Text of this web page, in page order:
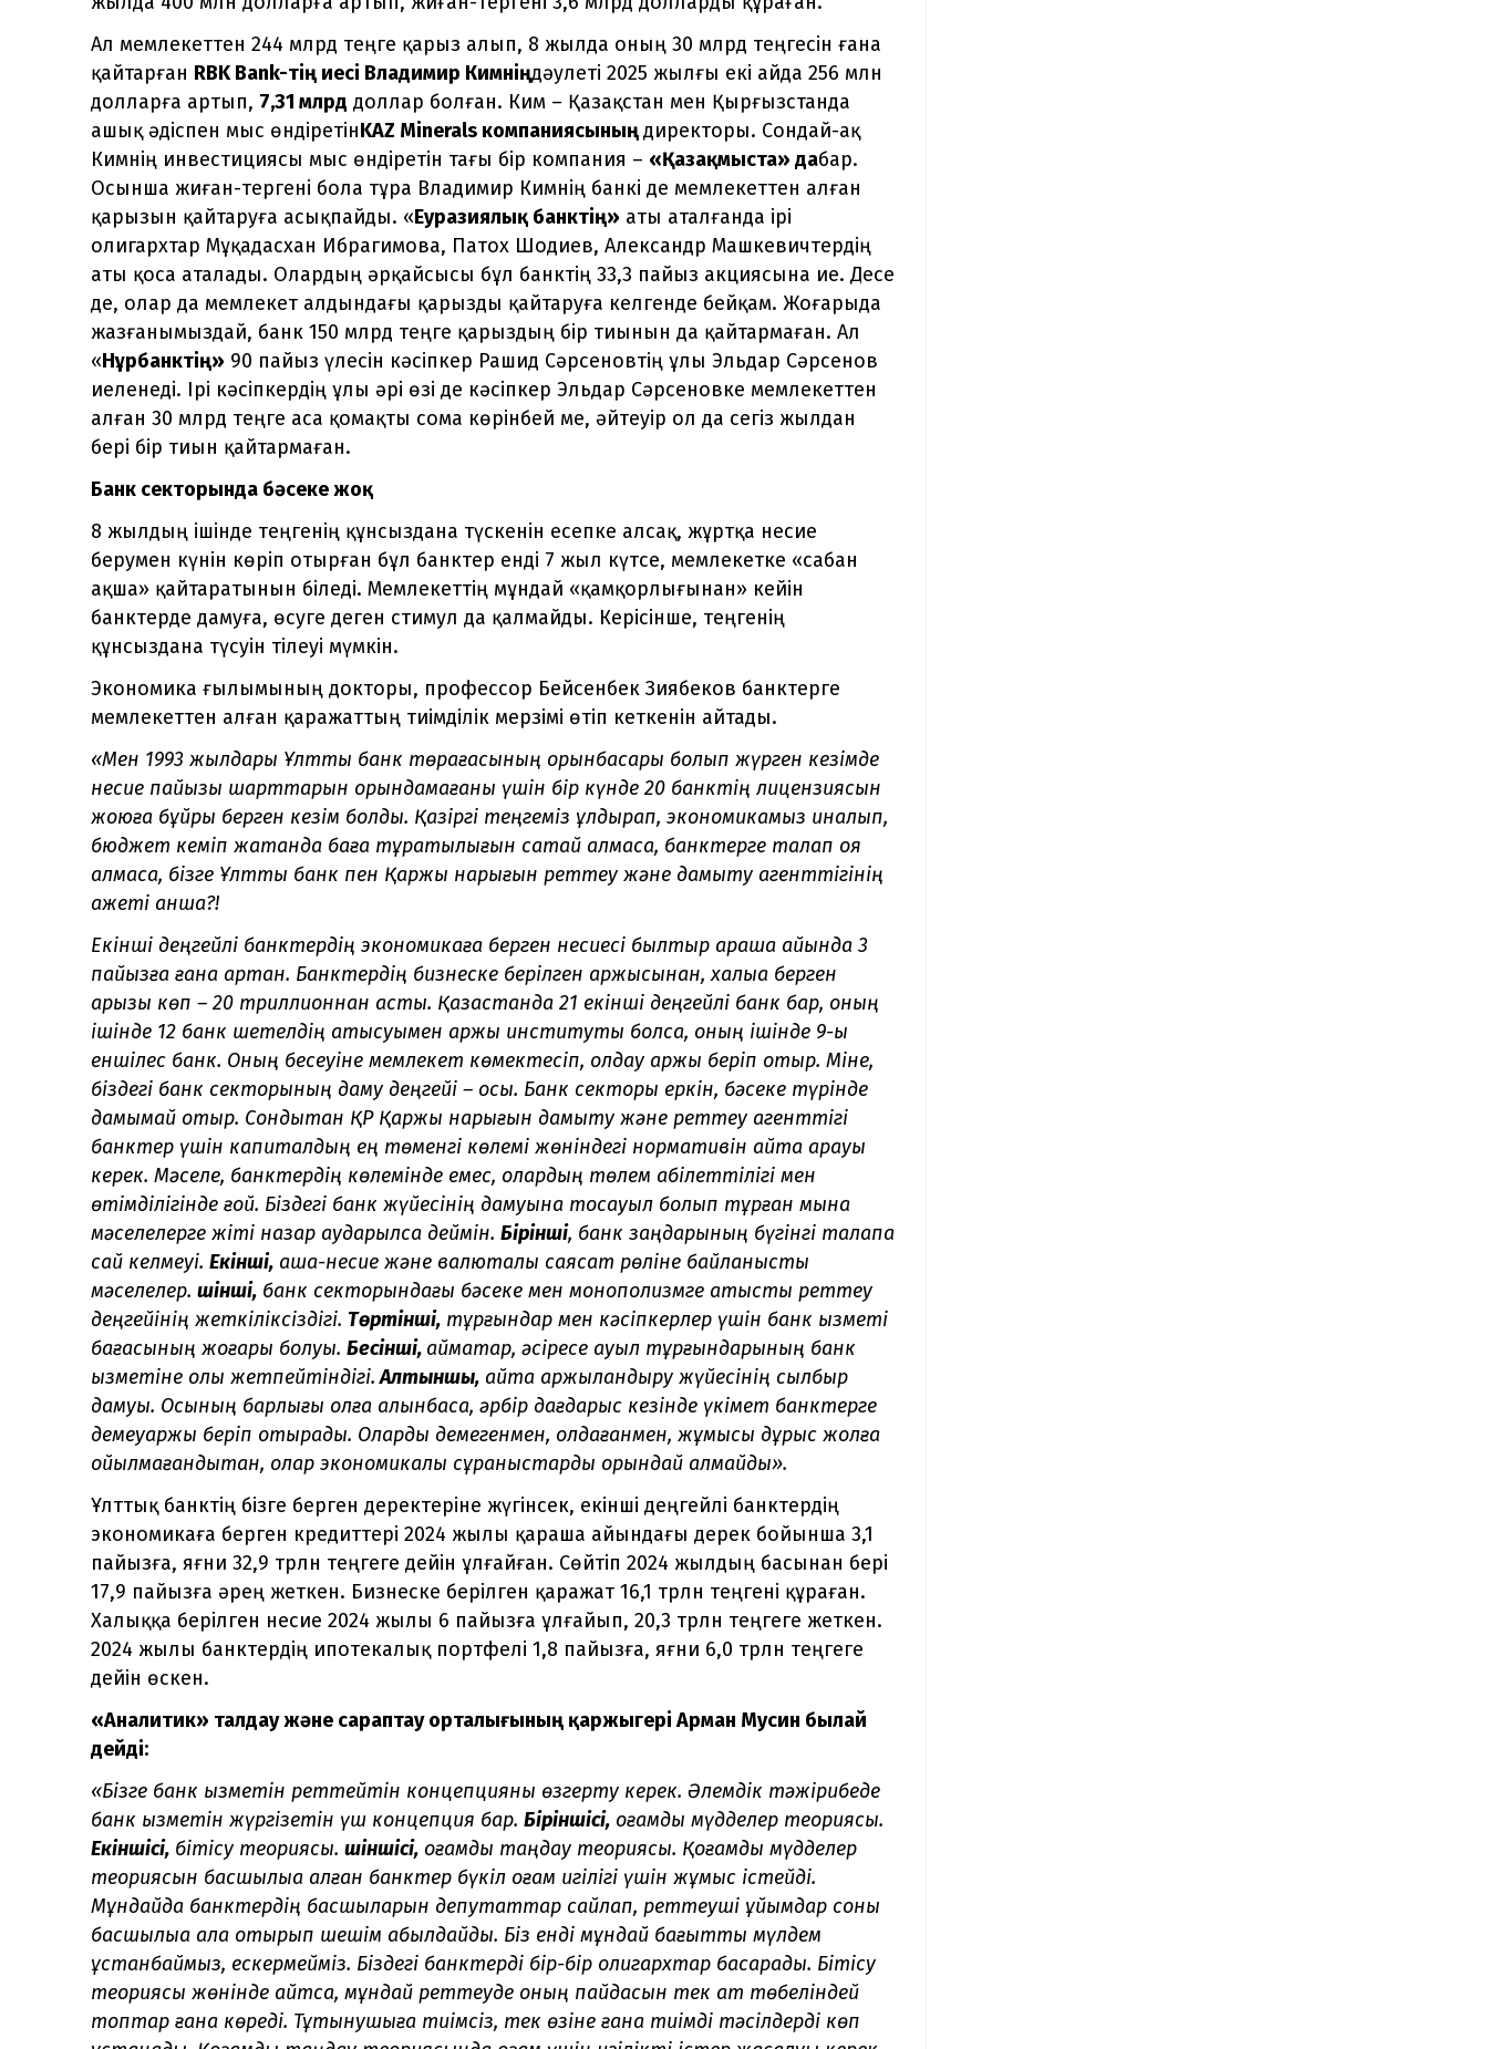
Ал мемлекеттен 244 млрд теңге қарыз алып, 8 жылда оның 30 млрд теңгесін ғана
қайтарған RBK Bank-тің иесі Владимир Кимніңдәулеті 2025 жылғы екі айда 256 млн
долларға артып, 7,31 млрд доллар болған. Ким – Қазақстан мен Қырғызстанда
ашық әдіспен мыс өндіретінKAZ Minerals компаниясыныңдиректоры. Сондай-ақ
Кимнің инвестициясы мыс өндіретін тағы бір компания – «Қазақмыста» дабар.
Осынша жиған-тергені бола тұра Владимир Кимнің банкі де мемлекеттен алған
қарызын қайтаруға асықпайды. «Еуразиялық банктің» аты аталғанда ірі
олигархтар Мұқадасхан Ибрагимова, Патох Шодиев, Александр Машкевичтердің
аты қоса аталады. Олардың әрқайсысы бұл банктің 33,3 пайыз акциясына ие. Десе
де, олар да мемлекет алдындағы қарызды қайтаруға келгенде бейқам. Жоғарыда
жазғанымыздай, банк 150 млрд теңге қарыздың бір тиынын да қайтармаған. Ал
«Нұрбанктің» 90 пайыз үлесін кәсіпкер Рашид Сәрсеновтің ұлы Эльдар Сәрсенов
иеленеді. Ірі кәсіпкердің ұлы әрі өзі де кәсіпкер Эльдар Сәрсеновке мемлекеттен
алған 30 млрд теңге аса қомақты сома көрінбей ме, әйтеуір ол да сегіз жылдан
бері бір тиын қайтармаған.
Банк секторында бәсеке жоқ
8 жылдың ішінде теңгенің құнсыздана түскенін есепке алсақ, жұртқа несие
берумен күнін көріп отырған бұл банктер енді 7 жыл күтсе, мемлекетке «сабан
ақша» қайтаратынын біледі. Мемлекеттің мұндай «қамқорлығынан» кейін
банктерде дамуға, өсуге деген стимул да қалмайды. Керісінше, теңгенің
құнсыздана түсуін тілеуі мүмкін.
Экономика ғылымының докторы, профессор Бейсенбек Зиябеков банктерге
мемлекеттен алған қаражаттың тиімділік мерзімі өтіп кеткенін айтады.
«Мен 1993 жылдары Ұлттық банк төрағасының орынбасары болып жүрген кезімде
несие пайызы шарттарын орындамағаны үшін бір күнде 20 банктің лицензиясын
жоюға бұйрық берген кезім болды. Қазіргі теңгеміз құлдырап, экономикамыз қиналып,
бюджет кеміп жатқанда баға тұрақтылығын сақтай алмаса, банктерге талап қоя
алмаса, бізге Ұлттық банк пен Қаржы нарығын реттеу және дамыту агенттігінің
қажеті қанша?!
Екінші деңгейлі банктердің экономикаға берген несиесі былтыр қараша айында 3
пайызға ғана артқан. Банктердің бизнеске берілген қаржысынан, халыққа берген
қарызы көп – 20 триллионнан асты. Қазақстанда 21 екінші деңгейлі банк бар, оның
ішінде 12 банк шетелдің қатысуымен қаржы институты болса, оның ішінде 9-ы
еншілес банк. Оның бесеуіне мемлекет көмектесіп, қолдау қаржы беріп отыр. Міне,
біздегі банк секторының даму деңгейі – осы. Банк секторы еркін, бәсеке түрінде
дамымай отыр. Сондықтан ҚР Қаржы нарығын дамыту және реттеу агенттігі
банктер үшін капиталдың ең төменгі көлемі жөніндегі нормативін қайта қарауы
керек. Мәселе, банктердің көлемінде емес, олардың төлем қабілеттілігі мен
өтімділігінде ғой. Біздегі банк жүйесінің дамуына тосқауыл болып тұрған мына
мәселелерге жіті назар аударылса деймін. Бірінші, банк заңдарының бүгінгі талапқа
сай келмеуі. Екінші, ақша-несие және валюталық саясат рөліне байланысты
мәселелер. Үшінші, банк секторындағы бәсеке мен монополизмге қатысты реттеу
деңгейінің жеткіліксіздігі. Төртінші, тұрғындар мен кәсіпкерлер үшін банк қызметі
бағасының жоғары болуы. Бесінші, аймақтар, әсіресе ауыл тұрғындарының банк
қызметіне қолы жетпейтіндігі.Алтыншы, қайта қаржыландыру жүйесінің сылбыр
дамуы. Осының барлығы қолға алынбаса, әрбір дағдарыс кезінде үкімет банктерге
демеуқаржы беріп отырады. Оларды демегенмен, қолдағанмен, жұмысы дұрыс жолға
қойылмағандықтан, олар экономикалық сұраныстарды орындай алмайды».
Ұлттық банктің бізге берген деректеріне жүгінсек, екінші деңгейлі банктердің
экономикаға берген кредиттері 2024 жылы қараша айындағы дерек бойынша 3,1
пайызға, яғни 32,9 трлн теңгеге дейін ұлғайған. Сөйтіп 2024 жылдың басынан бері
17,9 пайызға әрең жеткен. Бизнеске берілген қаражат 16,1 трлн теңгені құраған.
Халыққа берілген несие 2024 жылы 6 пайызға ұлғайып, 20,3 трлн теңгеге жеткен.
2024 жылы банктердің ипотекалық портфелі 1,8 пайызға, яғни 6,0 трлн теңгеге
дейін өскен.
«Аналитик» талдау және сараптау орталығының қаржыгері Арман Мусин былай
дейді:
«Бізге банк қызметін реттейтін концепцияны өзгерту керек. Әлемдік тәжірибеде
банк қызметін жүргізетін үш концепция бар. Біріншісі, қоғамдық мүдделер теориясы.
Екіншісі, бітісу теориясы. Үшіншісі, қоғамдық таңдау теориясы. Қоғамдық мүдделер
теориясын басшылыққа алған банктер бүкіл қоғам игілігі үшін жұмыс істейді.
Мұндайда банктердің басшыларын депутаттар сайлап, реттеуші ұйымдар соны
басшылыққа ала отырып шешім қабылдайды. Біз енді мұндай бағытты мүлдем
ұстанбаймыз, ескермейміз. Біздегі банктерді бір-бір олигархтар басқарады. Бітісу
теориясы жөнінде айтсақ, мұндай реттеуде оның пайдасын тек ат төбеліндей
топтар ғана көреді. Тұтынушыға тиімсіз, тек өзіне ғана тиімді тәсілдерді көп